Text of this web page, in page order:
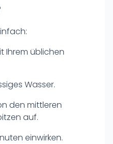
Ihrem üblichen
Wasser.
den mittleren
auf.
einwirken.